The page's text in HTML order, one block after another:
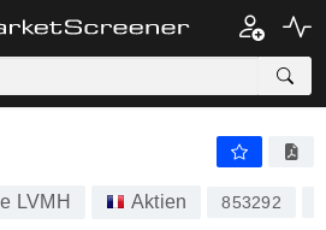
LVMH Aktien 853292